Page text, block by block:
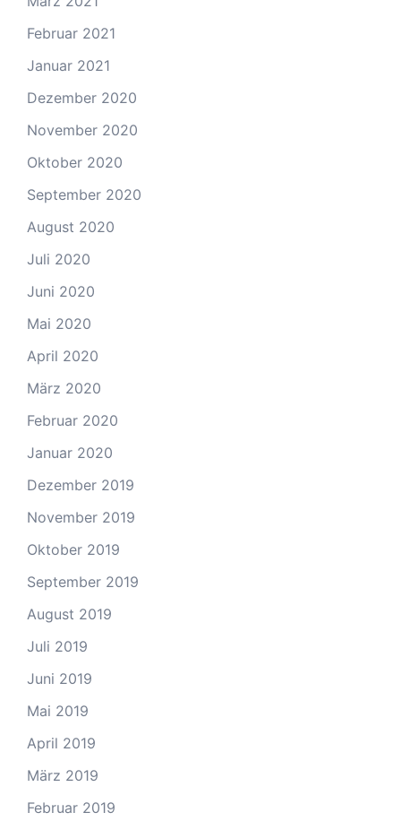
Februar 2021
Januar 2021
Dezember 2020
November 2020
Oktober 2020
September 2020
August 2020
Juli 2020
Juni 2020
Mai 2020
April 2020
März 2020
Februar 2020
Januar 2020
Dezember 2019
November 2019
Oktober 2019
September 2019
August 2019
Juli 2019
Juni 2019
Mai 2019
April 2019
März 2019
Februar 2019